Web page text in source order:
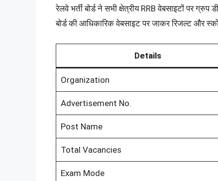
रेलवे भर्ती बोर्ड ने सभी क्षेत्रीय RRB वेबसाइटों पर
बोर्ड की आधिकारिक वेबसाइट पर जाकर रिजल्ट और
Details
Organization
Advertisement No.
Post Name
Total Vacancies
Exam Mode